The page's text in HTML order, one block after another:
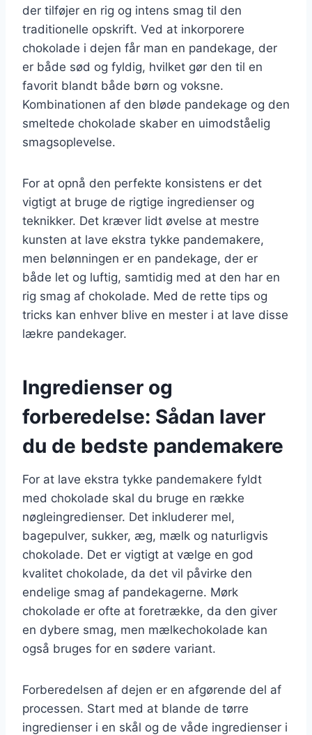
der tilføjer en rig og intens smag til den
traditionelle opskrift. Ved at inkorporere
chokolade i dejen får man en pandekage, der
er både sød og fyldig, hvilket gør den til en
favorit blandt både børn og voksne.
Kombinationen af den bløde pandekage og den
smeltede chokolade skaber en uimodståelig
smagsoplevelse.
For at opnå den perfekte konsistens er det
vigtigt at bruge de rigtige ingredienser og
teknikker. Det kræver lidt øvelse at mestre
kunsten at lave ekstra tykke pandemakere,
men belønningen er en pandekage, der er
både let og luftig, samtidig med at den har en
rig smag af chokolade. Med de rette tips og
tricks kan enhver blive en mester i at lave disse
lækre pandekager.
Ingredienser og
forberedelse: Sådan laver
du de bedste pandemakere
For at lave ekstra tykke pandemakere fyldt
med chokolade skal du bruge en række
nøgleingredienser. Det inkluderer mel,
bagepulver, sukker, æg, mælk og naturligvis
chokolade. Det er vigtigt at vælge en god
kvalitet chokolade, da det vil påvirke den
endelige smag af pandekagerne. Mørk
chokolade er ofte at foretrække, da den giver
en dybere smag, men mælkechokolade kan
også bruges for en sødere variant.
Forberedelsen af dejen er en afgørende del af
processen. Start med at blande de tørre
ingredienser i en skål og de våde ingredienser i